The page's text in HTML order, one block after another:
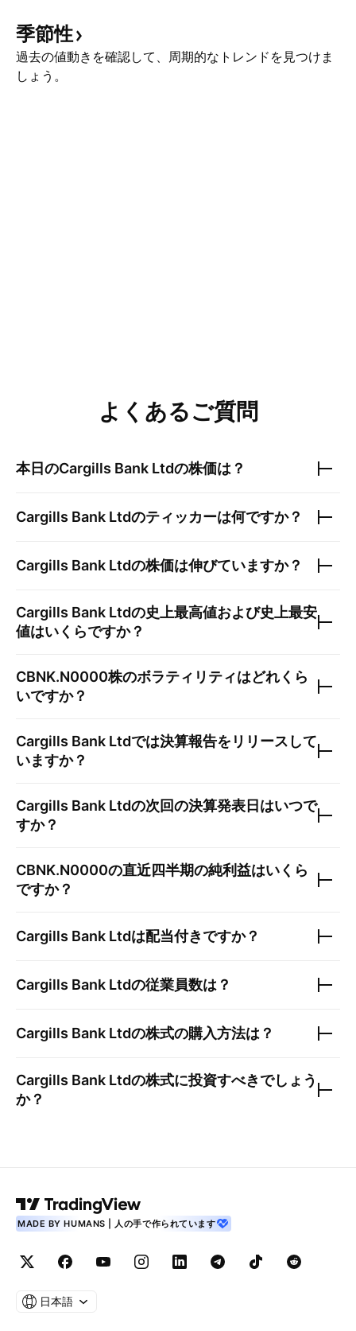
季節性
過去の値動きを確認して、周期的なトレンドを見つけま
しょう。
よくあるご質問
本日のCargills Bank Ltdの株価は？
Cargills Bank Ltdのティッカーは何ですか？
Cargills Bank Ltdの株価は伸びていますか？
Cargills Bank Ltdの史上最高値および史上最安
値はいくらですか？
CBNK.N0000株のボラティリティはどれくら
いですか？
Cargills Bank Ltdでは決算報告をリリースして
いますか？
Cargills Bank Ltdの次回の決算発表日はいつで
すか？
CBNK.N0000の直近四半期の純利益はいくら
ですか？
Cargills Bank Ltdは配当付きですか？
Cargills Bank Ltdの従業員数は？
Cargills Bank Ltdの株式の購入方法は？
Cargills Bank Ltdの株式に投資すべきでしょう
か？
MADE BY HUMANS | 人の手で作られています
日本語